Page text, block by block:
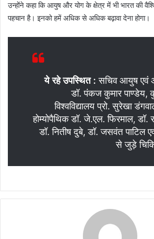
उन्होंने कहा कि आयुष और योग के क्षेत्र में भी भारत की
पहचान है। इनको हमें अधिक से अधिक बढ़ावा देना होगा।
ये रहे उपस्थित : सचिव आयुष एवं
डॉ. पंकज कुमार पाण्डेय,
विश्वविद्यालय प्रो. सुरेखा
होम्योपैथिक डॉ. जे.एल. फिरमाल, डॉ.
डॉ. नितीष दुबे, डॉ. जसवंत पाटिल
से जुड़े